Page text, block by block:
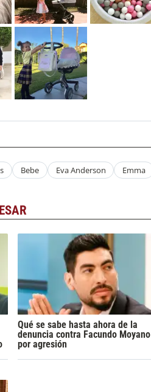
Bebe Eva Anderson Emma
Qué se sabe hasta ahora de la
denuncia contra Facundo Moyano
por agresión